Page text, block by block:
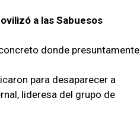
a las Sabuesos
donde presuntamente
para desaparecer a
lideresa del grupo de